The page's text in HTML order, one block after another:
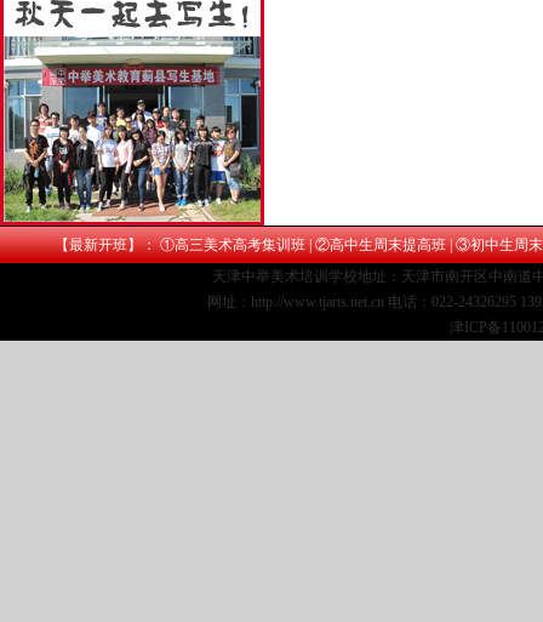
【最新开班】： ①高三美术高考集训班| ②高中生周末提高班| ③初中生周
天津中举美术培训学校地址：天津市南开区中南道
网址：http://www.tjarts.net.cn 电话：022-24326295
津ICP备